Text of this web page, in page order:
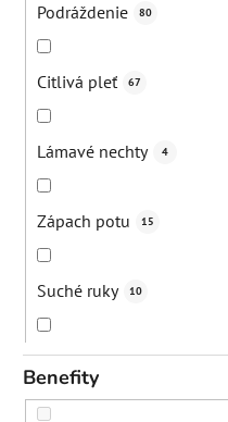
Podráždenie 80
Citlivá pleť 67
Lámavé nechty 4
Zápach potu 15
Suché ruky 10
Strie 12
Benefity